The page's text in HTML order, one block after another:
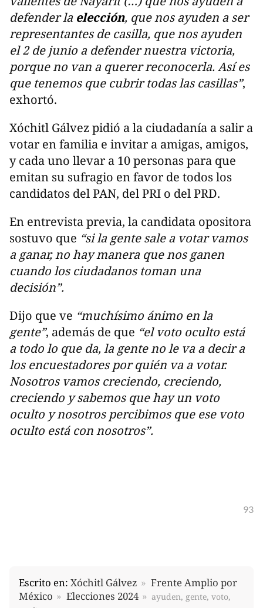
defender la elección, que nos ayuden a ser
representantes de casilla, que nos ayuden
el 2 de junio a defender nuestra victoria,
porque no van a querer reconocerla. Así es
que tenemos que cubrir todas las casillas”,
exhortó.
Xóchitl Gálvez pidió a la ciudadanía a salir a
votar en familia e invitar a amigas, amigos,
y cada uno llevar a 10 personas para que
emitan su sufragio en favor de todos los
candidatos del PAN, del PRI o del PRD.
En entrevista previa, la candidata opositora
sostuvo que “si la gente sale a votar vamos
a ganar, no hay manera que nos ganen
cuando los ciudadanos toman una
decisión”.
Dijo que ve “muchísimo ánimo en la
gente”, además de que “el voto oculto está
a todo lo que da, la gente no le va a decir a
los encuestadores por quién va a votar.
Nosotros vamos creciendo, creciendo,
creciendo y sabemos que hay un voto
oculto y nosotros percibimos que ese voto
oculto está con nosotros”.
93
Escrito en: Xóchitl Gálvez
Frente Amplio por
México
Elecciones 2024
ayuden, gente, voto,